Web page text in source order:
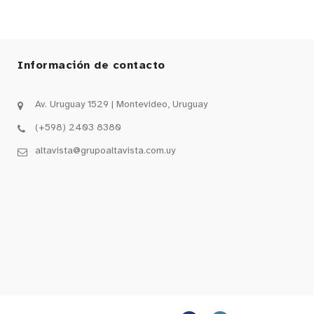
Información de contacto
Av. Uruguay 1529 | Montevideo, Uruguay
(+598) 2403 8380
altavista@grupoaltavista.com.uy